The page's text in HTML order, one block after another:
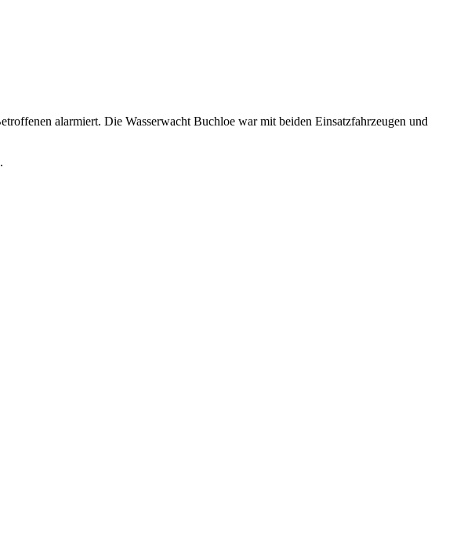
alarmiert. Die Wasserwacht Buchloe war mit beiden Einsatzfahrzeugen und